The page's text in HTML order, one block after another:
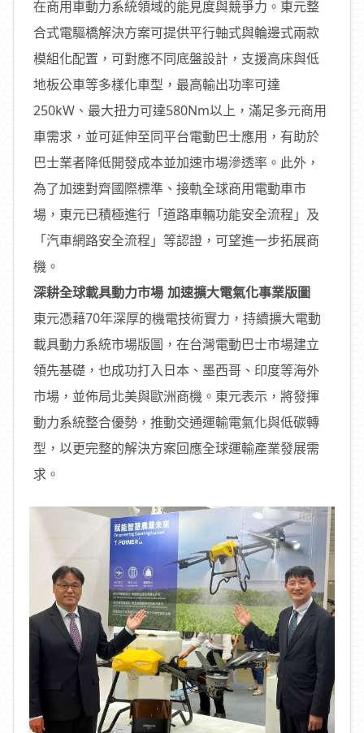
在商用車動力系統領域的能見度與競爭力。東元整
合式電驅橋解決方案可提供平行軸式與輪邊式兩款
模組化配置，可對應不同底盤設計，支援高床與低
地板公車等多樣化車型，最高輸出功率可達
250kW、最大扭力可達580Nm以上，滿足多元商用
車需求，並可延伸至同平台電動巴士應用，有助於
巴士業者降低開發成本並加速市場滲透率。此外，
為了加速對齊國際標準、接軌全球商用電動車市
場，東元已積極進行「道路車輛功能安全流程」及
「汽車網路安全流程」等認證，可望進一步拓展商
機。
深耕全球載具動力市場 加速擴大電氣化事業版圖
東元憑藉70年深厚的機電技術實力，持續擴大電動
載具動力系統市場版圖，在台灣電動巴士市場建立
領先基礎，也成功打入日本、墨西哥、印度等海外
市場，並佈局北美與歐洲商機。東元表示，將發揮
動力系統整合優勢，推動交通運輸電氣化與低碳轉
型，以更完整的解決方案回應全球運輸產業發展需
求。